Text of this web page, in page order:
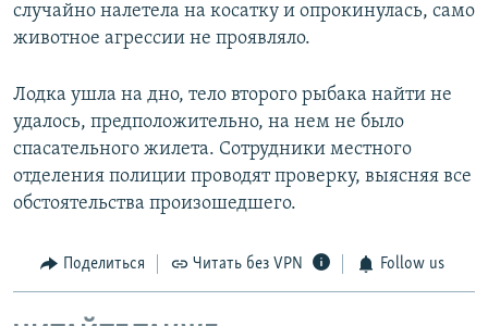
случайно налетела на косатку и опрокинулась, само
животное агрессии не проявляло.
Лодка ушла на дно, тело второго рыбака найти не
удалось, предположительно, на нем не было
спасательного жилета. Сотрудники местного
отделения полиции проводят проверку, выясняя все
обстоятельства произошедшего.
Поделиться Читать без VPN Follow us